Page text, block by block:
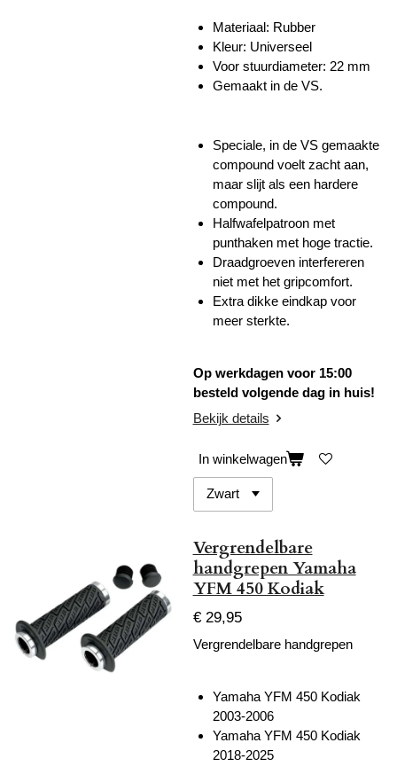
Materiaal: Rubber
Kleur: Universeel
Voor stuurdiameter: 22 mm
Gemaakt in de VS.
Speciale, in de VS gemaakte
compound voelt zacht aan,
maar slijt als een hardere
compound.
Halfwafelpatroon met
punthaken met hoge tractie.
Draadgroeven interfereren
niet met het gripcomfort.
Extra dikke eindkap voor
meer sterkte.
Op werkdagen voor 15:00
besteld volgende dag in huis!
Bekijk details
In winkelwagen
Vergrendelbare
handgrepen Yamaha
YFM 450 Kodiak
€ 29,95
Vergrendelbare handgrepen
Yamaha YFM 450 Kodiak
2003-2006
Yamaha YFM 450 Kodiak
2018-2025